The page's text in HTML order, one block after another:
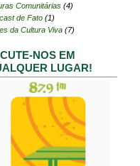
Comunitárias (4)
de Fato (1)
da Cultura Viva (7)
NOS EM
LUGAR!